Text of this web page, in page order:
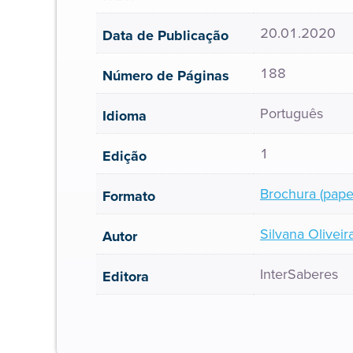
Data de Publicação 20.01.2020
Número de Páginas 188
Idioma Português
Edição 1
Formato Brochura
Autor Silvana
Editora InterSaberes